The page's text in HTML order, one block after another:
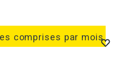
comprises par mois